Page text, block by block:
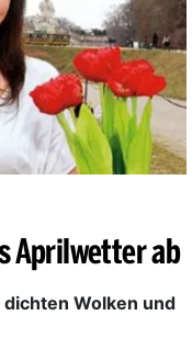
Aprilwetter ab
Wolken und